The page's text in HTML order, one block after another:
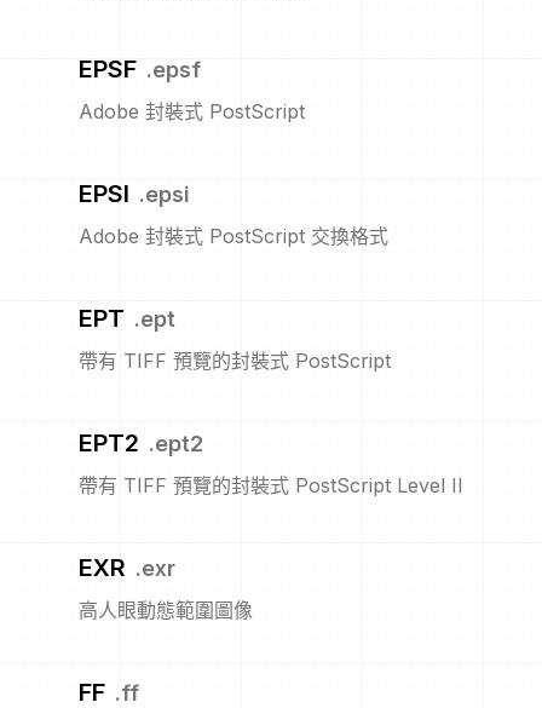
EPSF .epsf
Adobe 封裝式 PostScript
EPSI .epsi
Adobe 封裝式 PostScript 交換格式
EPT .ept
帶有 TIFF 預覽的封裝式 PostScript
EPT2 .ept2
帶有 TIFF 預覽的封裝式 PostScript Level II
EXR .exr
高人眼動態範圍圖像
FF .ff